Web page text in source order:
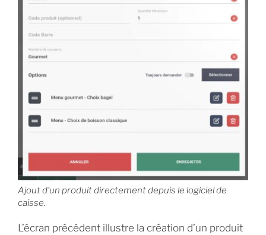
Ajout d’un produit directement depuis le logiciel de
caisse.
L’écran précédent illustre la création d’un produit